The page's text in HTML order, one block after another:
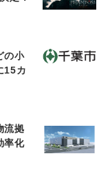
の小
15カ
流拠
率化